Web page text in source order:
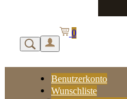
Benutzerkonto
Wunschliste
0